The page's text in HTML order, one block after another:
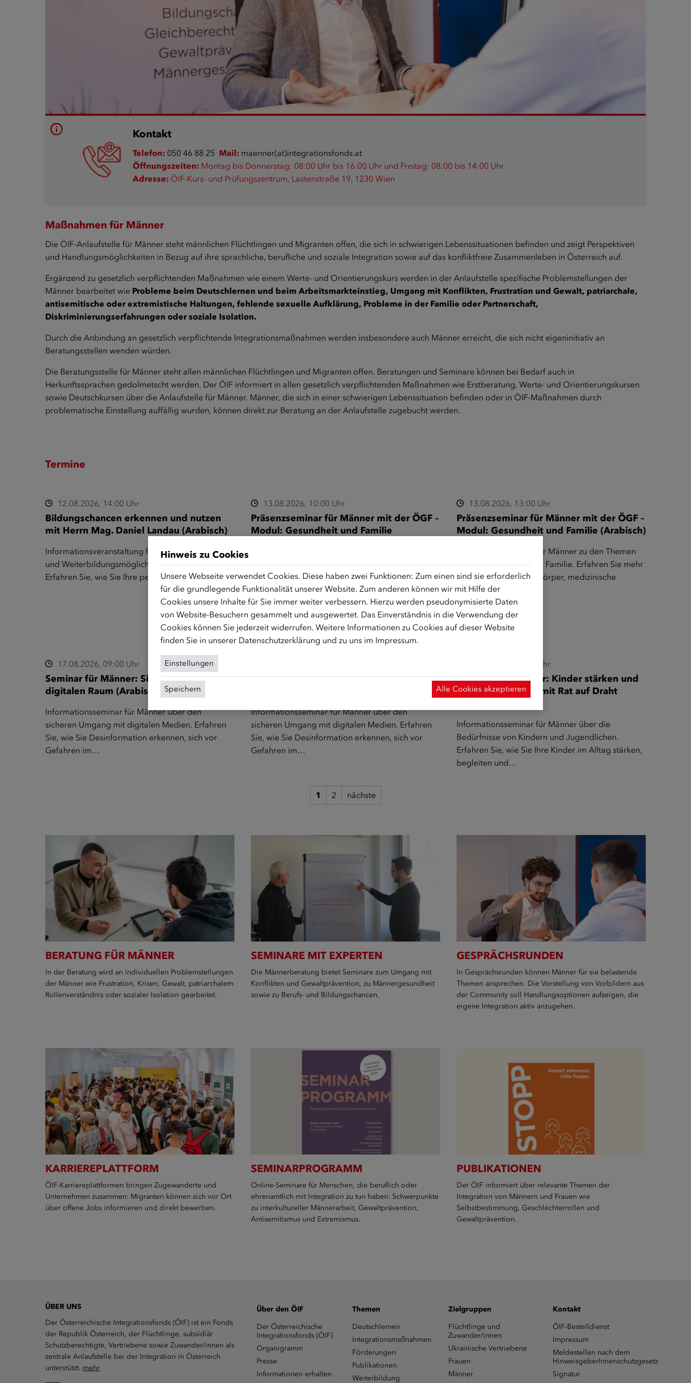
Kontakt
Telefon: 050 46 88 25 Mail: maenner(at)integrationsfonds.at
Öffnungszeiten: Montag bis Donnerstag: 08:00 Uhr bis 16:00 Uhr und Freitag: 08:00 bis 14:00 Uhr
Adresse: ÖIF-Kurs- und Prüfungszentrum, Lastenstraße 19, 1230 Wien
Maßnahmen für Männer
Die ÖIF-Anlaufstelle für Männer steht männlichen Flüchtlingen und Migranten offen, die sich in schwierigen Lebenssituationen befinden und zeigt Perspektiven
und Handlungsmöglichkeiten in Bezug auf ihre sprachliche, berufliche und soziale Integration sowie auf das konfliktfreie Zusammenleben in Österreich auf.
Ergänzend zu gesetzlich verpflichtenden Maßnahmen wie einem Werte- und Orientierungskurs werden in der Anlaufstelle spezifische Problemstellungen der
Männer bearbeitet wie Probleme beim Deutschlernen und beim Arbeitsmarkteinstieg, Umgang mit Konflikten, Frustration und Gewalt, patriarchale,
antisemitische oder extremistische Haltungen, fehlende sexuelle Aufklärung, Probleme in der Familie oder Partnerschaft,
Diskriminierungserfahrungen oder soziale Isolation.
Durch die Anbindung an gesetzlich verpflichtende Integrationsmaßnahmen werden insbesondere auch Männer erreicht, die sich nicht eigeninitiativ an
Beratungsstellen wenden würden.
Die Beratungsstelle für Männer steht allen männlichen Flüchtlingen und Migranten offen. Beratungen und Seminare können bei Bedarf auch in
Herkunftssprachen gedolmetscht werden. Der ÖIF informiert in allen gesetzlich verpflichtenden Maßnahmen wie Erstberatung, Werte- und Orientierungskursen
sowie Deutschkursen über die Anlaufstelle für Männer. Männer, die sich in einer schwierigen Lebenssituation befinden oder in ÖIF-Maßnahmen durch
problematische Einstellung auffällig wurden, können direkt zur Beratung an der Anlaufstelle zugebucht werden.
Termine
12.08.2026, 14:00 Uhr
Bildungschancen erkennen und nutzen
mit Herrn Mag. Daniel Landau (Arabisch)
Informationsveranstaltung für Männer zu Bildungs-
und Weiterbildungsmöglichkeiten in Österreich.
Erfahren Sie, wie Sie Ihre persönlichen und…
13.08.2026, 10:00 Uhr
Präsenzseminar für Männer mit der ÖGF –
Modul: Gesundheit und Familie
Informationsseminar für Männer zu den Themen
Männergesundheit und Familie. Erfahren Sie mehr
über den männlichen Körper, medizinische
Fachbegriffe und…
13.08.2026, 13:00 Uhr
Präsenzseminar für Männer mit der ÖGF –
Modul: Gesundheit und Familie (Arabisch)
Informationsseminar für Männer zu den Themen
Männergesundheit und Familie. Erfahren Sie mehr
über den männlichen Körper, medizinische
Fachbegriffe und…
17.08.2026, 09:00 Uhr
Seminar für Männer: Sicherheit im
digitalen Raum (Arabisch)
Informationsseminar für Männer über den
sicheren Umgang mit digitalen Medien. Erfahren
Sie, wie Sie Desinformation erkennen, sich vor
Gefahren im…
Seminar für Männer: Sicherheit im
Informationsseminar für Männer über den
sicheren Umgang mit digitalen Medien. Erfahren
Sie, wie Sie Desinformation erkennen, sich vor
Gefahren im…
19.08.2026, 10:00 Uhr
Seminar für Männer: Kinder stärken und
richtig begleiten – mit Rat auf Draht
Informationsseminar für Männer über die
Bedürfnisse von Kindern und Jugendlichen.
Erfahren Sie, wie Sie Ihre Kinder im Alltag stärken,
begleiten und…
1 2 nächste
BERATUNG FÜR MÄNNER
In der Beratung wird an individuellen Problemstellungen
der Männer wie Frustration, Krisen, Gewalt, patriarchalem
Rollenverständnis oder sozialer Isolation gearbeitet.
SEMINARE MIT EXPERTEN
Die Männerberatung bietet Seminare zum Umgang mit
Konflikten und Gewaltprävention, zu Männergesundheit
sowie zu Berufs- und Bildungschancen.
GESPRÄCHSRUNDEN
In Gesprächsrunden können Männer für sie belastende
Themen ansprechen. Die Vorstellung von Vorbildern aus
der Community soll Handlungsoptionen aufzeigen, die
eigene Integration aktiv anzugehen.
KARRIEREPLATTFORM
ÖIF-Karriereplattformen bringen Zugewanderte und
Unternehmen zusammen: Migranten können sich vor Ort
über offene Jobs informieren und direkt bewerben.
SEMINARPROGRAMM
Online-Seminare für Menschen, die beruflich oder
ehrenamtlich mit Integration zu tun haben: Schwerpunkte
zu interkultureller Männerarbeit, Gewaltprävention,
Antisemitismus und Extremismus.
PUBLIKATIONEN
Der ÖIF informiert über relevante Themen der
Integration von Männern und Frauen wie
Selbstbestimmung, Geschlechterrollen und
Gewaltprävention.
ÜBER UNS
Der Österreichische Integrationsfonds (ÖIF) ist ein Fonds
der Republik Österreich, der Flüchtlinge, subsidiär
Schutzberechtigte, Vertriebene sowie Zuwander/innen als
zentrale Anlaufstelle bei der Integration in Österreich
unterstützt. mehr
Über den ÖIF
Der Österreichische
Integrationsfonds (ÖIF)
Organigramm
Presse
Informationen erhalten
Themen
Deutschlernen
Integrationsmaßnahmen
Förderungen
Publikationen
Weiterbildung
Zielgruppen
Flüchtlinge und
Zuwander/innen
Ukrainische Vertriebene
Frauen
Männer
Kontakt
ÖIF-Bestelldienst
Impressum
Meldestellen nach dem
HinweisgeberInnenschutzgesetz
Signatur
Hinweis zu Cookies
Unsere Webseite verwendet Cookies. Diese haben zwei Funktionen: Zum einen sind sie erforderlich
für die grundlegende Funktionalität unserer Website. Zum anderen können wir mit Hilfe der
Cookies unsere Inhalte für Sie immer weiter verbessern. Hierzu werden pseudonymisierte Daten
von Website-Besuchern gesammelt und ausgewertet. Das Einverständnis in die Verwendung der
Cookies können Sie jederzeit widerrufen. Weitere Informationen zu Cookies auf dieser Website
finden Sie in unserer Datenschutzerklärung und zu uns im Impressum.
Einstellungen
Speichern Alle Cookies akzeptieren